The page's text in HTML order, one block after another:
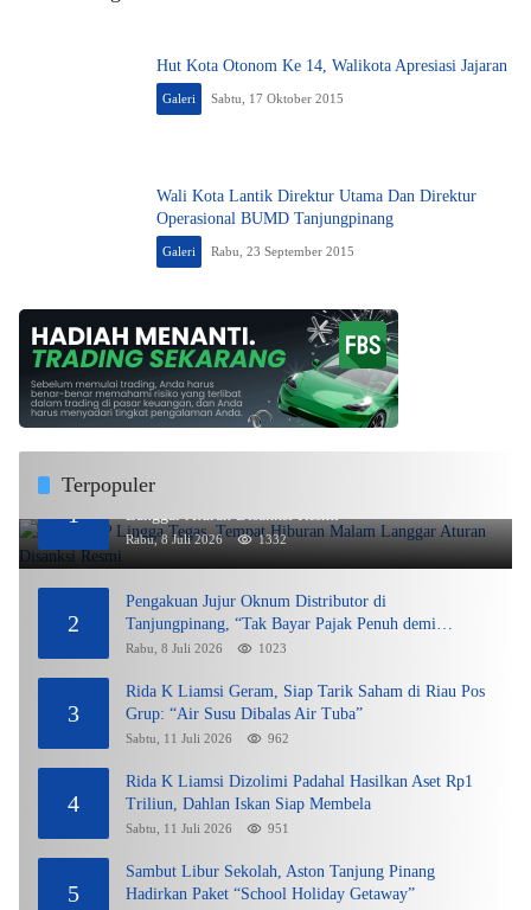
Hut Kota Otonom Ke 14, Walikota Apresiasi Jajaran
Galeri Sabtu, 17 Oktober 2015
Wali Kota Lantik Direktur Utama Dan Direktur
Operasional BUMD Tanjungpinang
Galeri Rabu, 23 September 2015
Terpopuler
1
DPMPTSP Lingga Tegas, Tempat Hiburan Malam
Langgar Aturan Disanksi Resmi
Rabu, 8 Juli 2026 1332
2
Pengakuan Jujur Oknum Distributor di
Tanjungpinang, “Tak Bayar Pajak Penuh demi
Untung”
Rabu, 8 Juli 2026 1023
3
Rida K Liamsi Geram, Siap Tarik Saham di Riau Pos
Grup: “Air Susu Dibalas Air Tuba”
Sabtu, 11 Juli 2026 962
4
Rida K Liamsi Dizolimi Padahal Hasilkan Aset Rp1
Triliun, Dahlan Iskan Siap Membela
Sabtu, 11 Juli 2026 951
5
Sambut Libur Sekolah, Aston Tanjung Pinang
Hadirkan Paket “School Holiday Getaway”